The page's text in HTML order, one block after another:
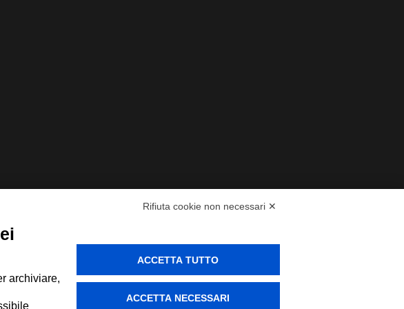
Rifiuta cookie non necessari ✕
archiviare,
ACCETTA TUTTO
ACCETTA NECESSARI